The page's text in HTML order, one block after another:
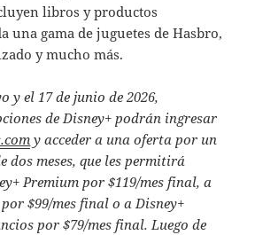
libros y productos
una gama de juguetes de Hasbro,
y mucho más.
y el 17 de junio de 2026,
de Disney+ podrán ingresar
y acceder a una oferta por un
dos meses, que les permitirá
Premium por $119/mes final, a
$99/mes final o a Disney+
por $79/mes final. Luego de